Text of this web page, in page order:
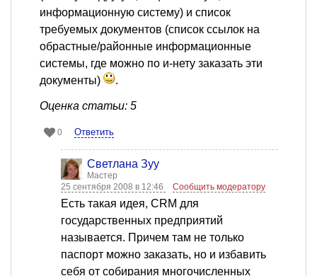
информационную систему) и список
требуемых документов (список ссылок на
обрастные/районные информационные
системы, где можно по и-нету заказать эти
документы)
.
Оценка статьи: 5
0 Ответить
Светлана Зуу
Мастер
25 сентября 2008 в 12:46
Сообщить модератору
Есть такая идея, CRM для
государственных предприятий
называется. Причем там не только
паспорт можно заказать, но и избавить
себя от собирания многочисленных